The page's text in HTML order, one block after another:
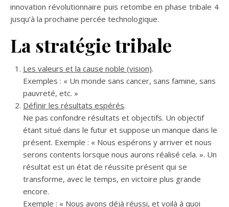
innovation révolutionnaire puis retombe en phase tribale 4
jusqu’à la prochaine percée technologique.
La stratégie tribale
Les valeurs et la cause noble (vision).
Exemples : « Un monde sans cancer, sans famine, sans
pauvreté, etc. »
Définir les résultats espérés.
Ne pas confondre résultats et objectifs. Un objectif
étant situé dans le futur et suppose un manque dans le
présent. Exemple : « Nous espérons y arriver et nous
serons contents lorsque nous aurons réalisé cela. ». Un
résultat est un état de réussite présent qui se
transforme, avec le temps, en victoire plus grande
encore.
Exemple : « Nous avons déjà réussi, et voilà à quoi